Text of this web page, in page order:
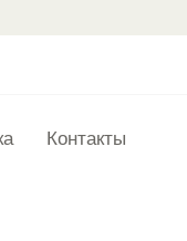
Контакты